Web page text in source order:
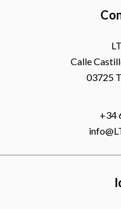
Calle
03725
+34